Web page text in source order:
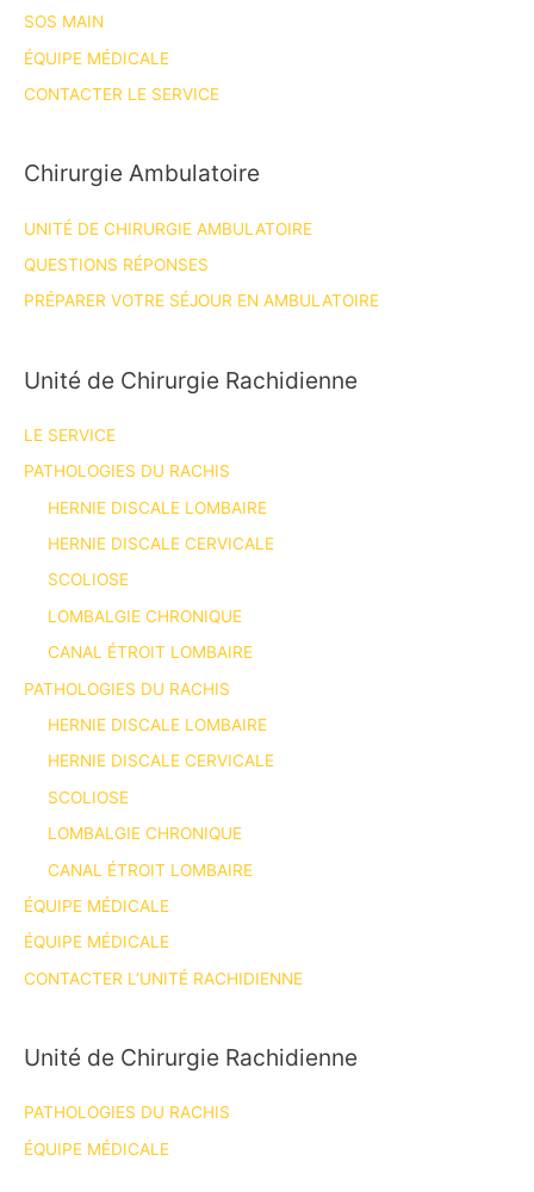
SOS MAIN
ÉQUIPE MÉDICALE
CONTACTER LE SERVICE
Chirurgie Ambulatoire
UNITÉ DE CHIRURGIE AMBULATOIRE
QUESTIONS RÉPONSES
PRÉPARER VOTRE SÉJOUR EN AMBULATOIRE
Unité de Chirurgie Rachidienne
LE SERVICE
PATHOLOGIES DU RACHIS
HERNIE DISCALE LOMBAIRE
HERNIE DISCALE CERVICALE
SCOLIOSE
LOMBALGIE CHRONIQUE
CANAL ÉTROIT LOMBAIRE
PATHOLOGIES DU RACHIS
HERNIE DISCALE LOMBAIRE
HERNIE DISCALE CERVICALE
SCOLIOSE
LOMBALGIE CHRONIQUE
CANAL ÉTROIT LOMBAIRE
ÉQUIPE MÉDICALE
ÉQUIPE MÉDICALE
CONTACTER L’UNITÉ RACHIDIENNE
Unité de Chirurgie Rachidienne
PATHOLOGIES DU RACHIS
ÉQUIPE MÉDICALE